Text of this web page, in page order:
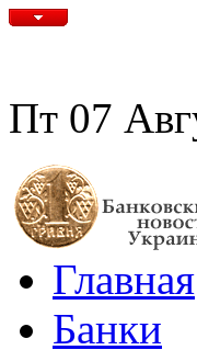
Пт 07
Главная
Банки